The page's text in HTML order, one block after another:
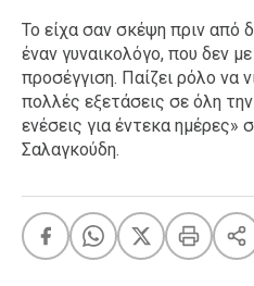
AGENDA
Agenda
Επιλογές
Εισιτήρια
Το είχα σαν σκέψη πριν από
έναν γυναικολόγο, που δεν
προσέγγιση. Παίζει ρόλο να
πολλές εξετάσεις σε όλη
ενέσεις για έντεκα
Σαλαγκούδη.